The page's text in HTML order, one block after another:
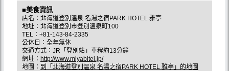
■美食資訊
店名：北海道登別溫泉 名湯之宿PARK HOTEL 雅亭
地址：北海道登別市登別溫泉町100
TEL：+81-143-84-2335
公休日：全年無休
交通方式：JR「登別站」車程約13分鐘
網址： http://www.miyabitei.jp/
地圖： 到「北海道登別溫泉 名湯之宿PARK HOTEL 雅亭」的地圖